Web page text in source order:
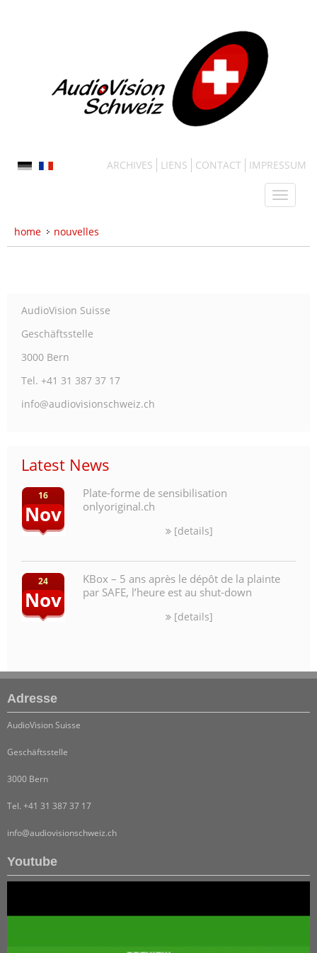
ARCHIVES LIENS CONTACT IMPRESSUM
home nouvelles
AudioVision Suisse
Geschäftsstelle
3000 Bern
Tel. +41 31 387 37 17
info@audiovisionschweiz.ch
Latest News
16
Nov
Plate-forme de sensibilisation
onlyoriginal.ch
[details]
24
Nov
KBox – 5 ans après le dépôt de la plainte
par SAFE, l’heure est au shut-down
[details]
Adresse
AudioVision Suisse
Geschäftsstelle
3000 Bern
Tel. +41 31 387 37 17
info@audiovisionschweiz.ch
Youtube